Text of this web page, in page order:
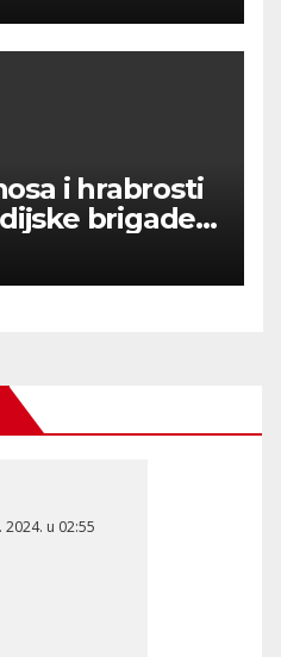
i hrabrosti
brigade